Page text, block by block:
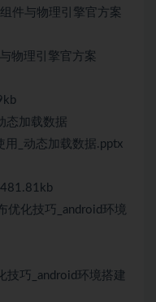
件与物理引擎官方案
物理引擎官方案
态加载数据
用_动态加载数据.pptx
优化技巧_android环境
技巧_android环境搭建